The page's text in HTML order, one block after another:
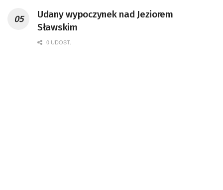
Udany wypoczynek nad Jeziorem
Sławskim
0 UDOST.